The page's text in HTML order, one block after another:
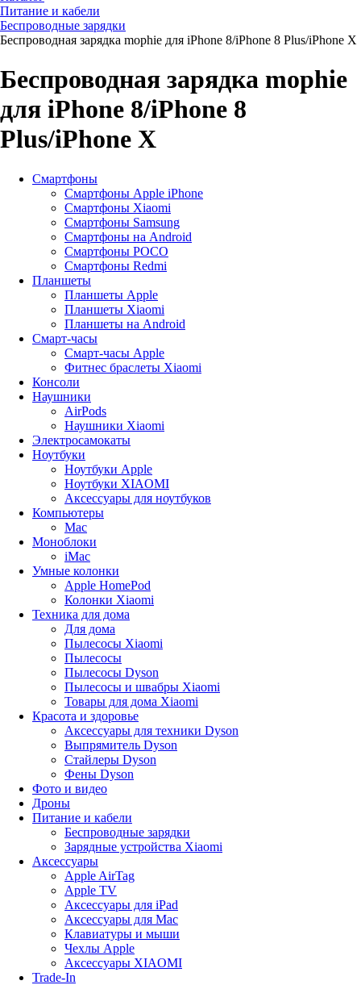
Питание и кабели
Беспроводные зарядки
Беспроводная зарядка mophie для iPhone 8/iPhone 8 Plus/iPhone X
Беспроводная зарядка mophie
для iPhone 8/iPhone 8
Plus/iPhone X
Смартфоны
Смартфоны Apple iPhone
Смартфоны Хiaomi
Смартфоны Samsung
Смартфоны на Android
Смартфоны POCO
Смартфоны Redmi
Планшеты
Планшеты Apple
Планшеты Xiaomi
Планшеты на Android
Смарт-часы
Смарт-часы Apple
Фитнес браслеты Xiaomi
Консоли
Наушники
AirPods
Наушники Xiaomi
Электросамокаты
Ноутбуки
Ноутбуки Apple
Ноутбуки XIAOMI
Аксессуары для ноутбуков
Компьютеры
Mac
Моноблоки
iMac
Умные колонки
Apple HomePod
Колонки Xiaomi
Техника для дома
Для дома
Пылесосы Xiaomi
Пылесосы
Пылесосы Dyson
Пылесосы и швабры Xiaomi
Товары для дома Xiaomi
Красота и здоровье
Аксессуары для техники Dyson
Выпрямитель Dyson
Стайлеры Dyson
Фены Dyson
Фото и видео
Дроны
Питание и кабели
Беспроводные зарядки
Зарядные устройства Xiaomi
Аксессуары
Apple AirTag
Apple TV
Аксессуары для iPad
Аксессуары для Mac
Клавиатуры и мыши
Чехлы Apple
Аксессуары XIAOMI
Trade-In